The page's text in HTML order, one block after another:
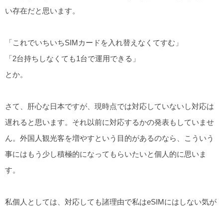
い存在だと思います。
「これでいちいちSIMカードを入れ替えなくてすむ」
「2台持ちしなくても1台で運用できる」
とか。
さて、肝心な日本ですが、現時点では対応していないし対応は
遅れると思います。それ以前に対応するかの発表もしていませ
ん。外国人観光客を増やすという目的があるのなら、こういう
事にはもう少し積極的になってもらいたいと個人的に思いま
す。
私個人としては、対応しても諸理由で私はeSIMにはしない気が